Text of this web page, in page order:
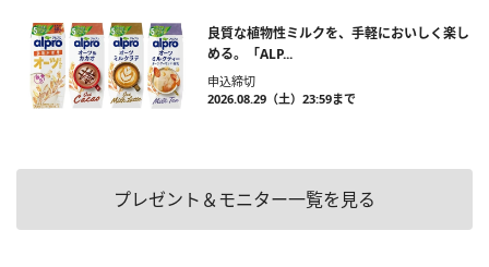
良質な植物性ミルクを、手軽においしく楽し
める。「ALP...
申込締切
2026.08.29（土）23:59まで
プレゼント＆モニター一覧を見る